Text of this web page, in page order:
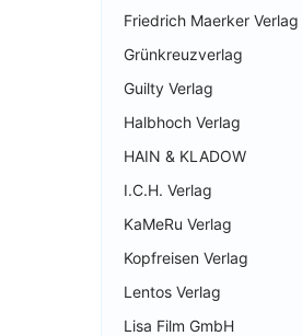
Friedrich Maerker Verlag
Grünkreuzverlag
Guilty Verlag
Halbhoch Verlag
HAIN & KLADOW
I.C.H. Verlag
KaMeRu Verlag
Kopfreisen Verlag
Lentos Verlag
Lisa Film GmbH